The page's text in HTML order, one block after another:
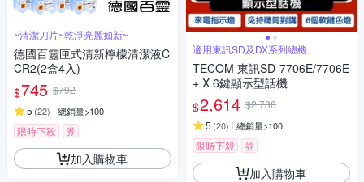
~清潔刀片~乾淨亮麗如新~
德國百靈匣式清新檸檬清潔液C
CR2(2盒4入)
$745 $792
5 (22) 總銷量>100
限時下殺 券
加入購物車
適用東訊SD及DX系列總機
TECOM 東訊SD-7706E/7706E
+ X 6鍵顯示型話機
$2,614 $2,780
5 (20) 總銷量>100
限時下殺 券
加入購物車